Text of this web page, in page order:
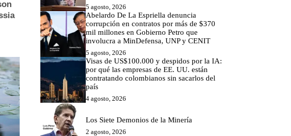
5 agosto, 2026
Abelardo De La Espriella denuncia
corrupción en contratos por más de $370
mil millones en Gobierno Petro que
involucra a MinDefensa, UNP y CENIT
5 agosto, 2026
Visas de US$100.000 y despidos por la IA:
por qué las empresas de EE. UU. están
contratando colombianos sin sacarlos del
país
4 agosto, 2026
Los Siete Demonios de la Minería
2 agosto, 2026